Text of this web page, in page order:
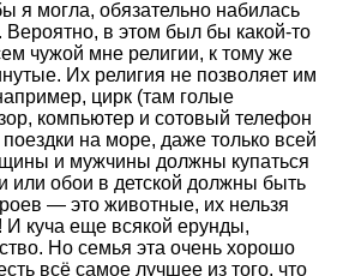
я могла, обязательно набилась
в этом был бы какой-то
чужой мне религии, к тому же
Их религия не позволяет им
цирк (там голые
компьютер и сотовый телефон
на море, даже только всей
и мужчины должны купаться
или обои в детской должны быть
— это животные, их нельзя
И куча еще всякой ерунды,
Но семья эта очень хорошо
всё самое лучшее из того, что